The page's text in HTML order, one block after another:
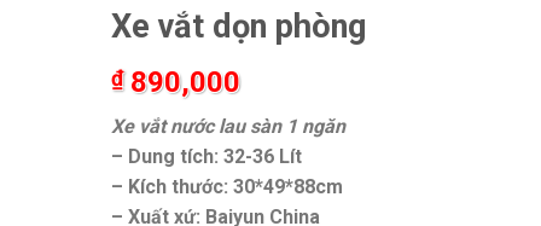
Xe vắt dọn phòng
₫890,000
Xe vắt nước lau sàn 1 ngăn
– Dung tích: 32-36 Lít
– Kích thước: 30*49*88cm
– Xuất xứ: Baiyun China